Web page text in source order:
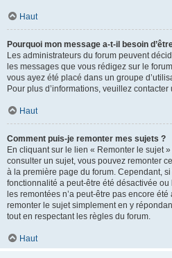
Haut
Pourquoi mon message a-t-il besoin
Les administrateurs du forum peuvent
les messages que vous rédigez sur le
vous ayez été placé dans un groupe
Pour plus d’informations, veuillez
Haut
Comment puis-je remonter mes sujets ?
En cliquant sur le lien « Remonter le sujet
consulter un sujet, vous pouvez remonter
à la première page du forum. Cependant,
fonctionnalité a peut-être été désactivée ou
les remontées n’a peut-être pas encore
remonter le sujet simplement en y
tout en respectant les règles du forum.
Haut